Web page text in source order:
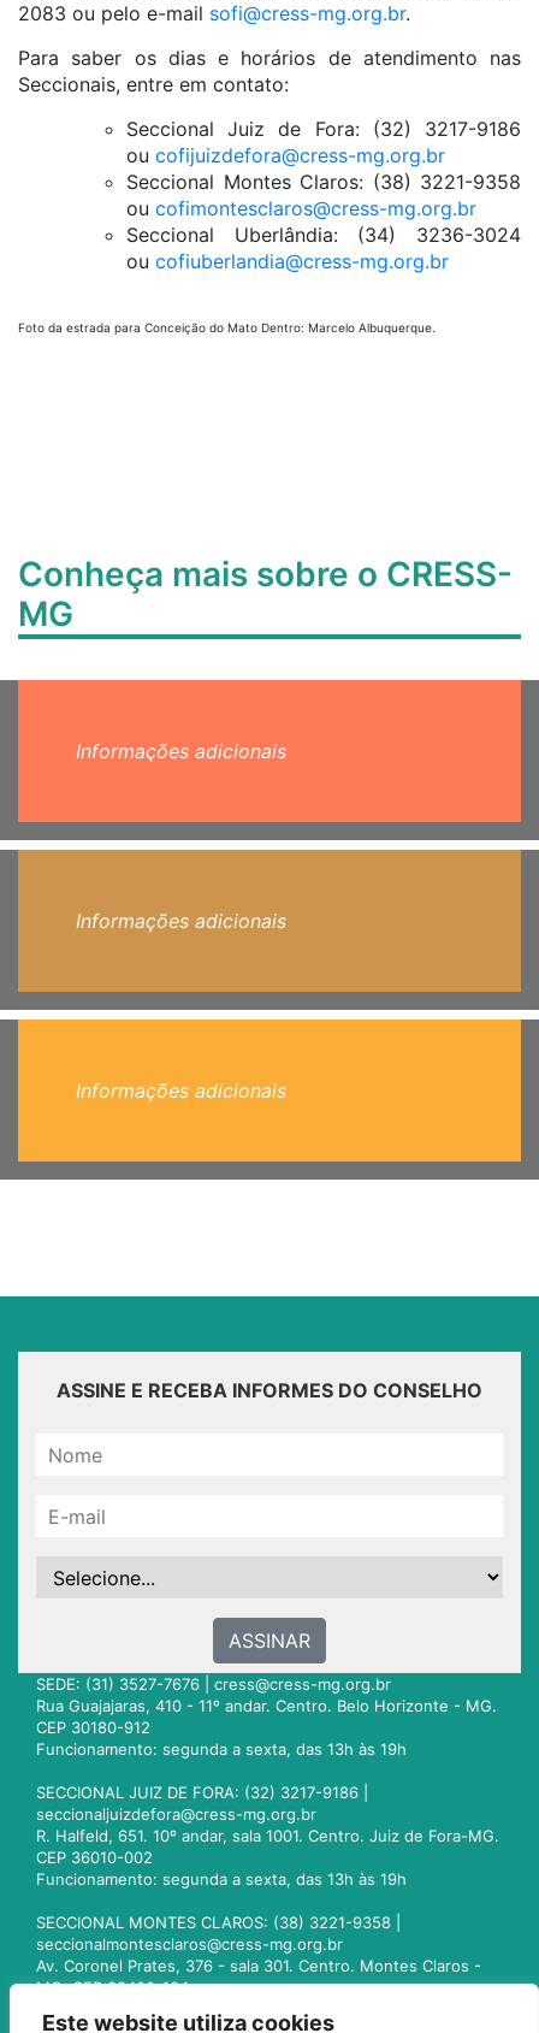
Este website utiliza cookies
2083 ou pelo e-mail sofi@cress-mg.org.br.
Para saber os dias e horários de atendimento nas
Seccionais, entre em contato:
Seccional Juiz de Fora: (32) 3217-9186
ou cofijuizdefora@cress-mg.org.br
Seccional Montes Claros: (38) 3221-9358
ou cofimontesclaros@cress-mg.org.br
Seccional Uberlândia: (34) 3236-3024
ou cofiuberlandia@cress-mg.org.br
Foto da estrada para Conceição do Mato Dentro: Marcelo Albuquerque.
Conheça mais sobre o CRESS-
MG
Informações adicionais
Informações adicionais
Informações adicionais
ASSINE E RECEBA INFORMES DO CONSELHO
ASSINAR
SEDE: (31) 3527-7676 | cress@cress-mg.org.br
Rua Guajajaras, 410 - 11º andar. Centro. Belo Horizonte - MG.
CEP 30180-912
Funcionamento: segunda a sexta, das 13h às 19h
SECCIONAL JUIZ DE FORA: (32) 3217-9186 |
seccionaljuizdefora@cress-mg.org.br
R. Halfeld, 651. 10º andar, sala 1001. Centro. Juiz de Fora-MG.
CEP 36010-002
Funcionamento: segunda a sexta, das 13h às 19h
SECCIONAL MONTES CLAROS: (38) 3221-9358 |
seccionalmontesclaros@cress-mg.org.br
Av. Coronel Prates, 376 - sala 301. Centro. Montes Claros -
MG. CEP 39400-104